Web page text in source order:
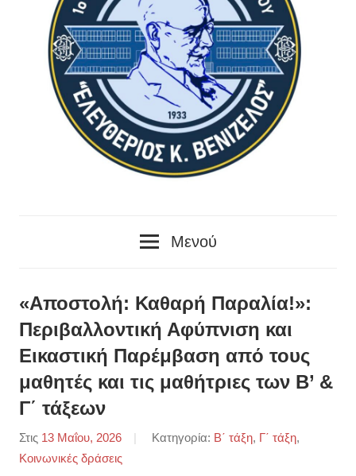
Δημοτικό
Σχολείο
Λουτρακίου
«Ελευθέριος
Κ.
Βενιζέλος»
Μενού
«Αποστολή: Καθαρή Παραλία!»:
Περιβαλλοντική Αφύπνιση και
Εικαστική Παρέμβαση από τους
μαθητές και τις μαθήτριες των Β’ &
Γ΄ τάξεων
Στις 13 Μαΐου, 2026
Από
Κατηγορία: Β΄ τάξη, Γ΄ τάξη,
Κοινωνικές δράσεις